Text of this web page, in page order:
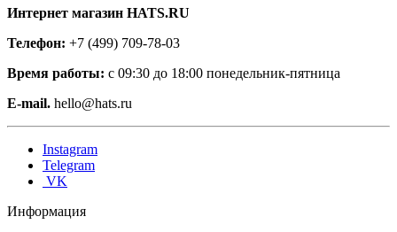
Интернет магазин HATS.RU
Телефон: +7 (499) 709-78-03
Время работы: с 09:30 до 18:00 понедельник-пятница
E-mail. hello@hats.ru
Instagram
Telegram
VK
Информация